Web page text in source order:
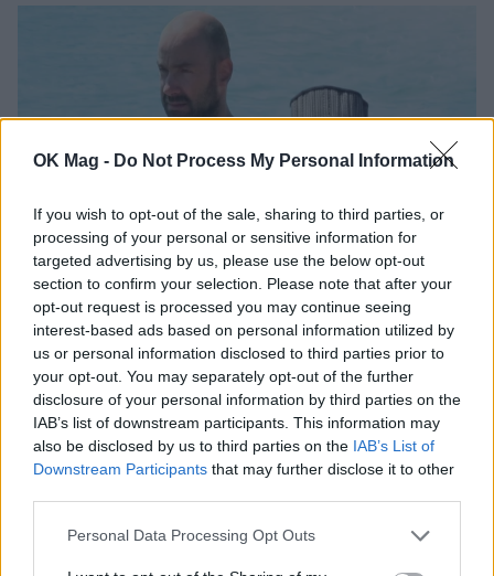
OK Mag - Do Not Process My Personal Information
If you wish to opt-out of the sale, sharing to third parties, or
processing of your personal or sensitive information for
targeted advertising by us, please use the below opt-out
section to confirm your selection. Please note that after your
opt-out request is processed you may continue seeing
interest-based ads based on personal information utilized by
us or personal information disclosed to third parties prior to
your opt-out. You may separately opt-out of the further
disclosure of your personal information by third parties on the
IAB’s list of downstream participants. This information may
also be disclosed by us to third parties on the IAB’s List of
Downstream Participants that may further disclose it to other
Personal Data Processing Opt Outs
Βασίλης Σπανούλης – Ολυμπία Χοψονίδου:
Διακοπές στην Πάρο με τα παιδιά τους!
PAPARAZZI
ΔΕΙΤΕ ΑΚΟΜΑ